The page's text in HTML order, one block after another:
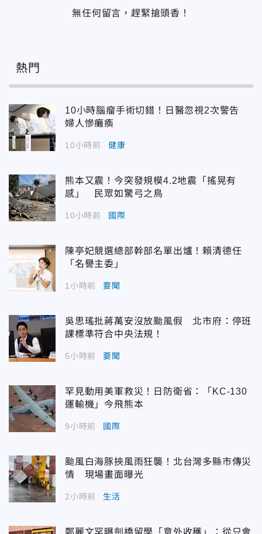
無任何留言，趕緊搶頭香！
熱門
10小時腦瘤手術切錯！日醫忽視2次警告
婦人慘癱瘓
10小時前 健康
熊本又震！今突發規模4.2地震「搖晃有
感」 民眾如驚弓之鳥
10小時前 國際
陳亭妃競選總部幹部名單出爐！賴清德任
「名譽主委」
1小時前 要聞
吳思瑤批蔣萬安沒放颱風假 北市府：停班
課標準符合中央法規！
5小時前 要聞
罕見動用美軍救災！日防衛省：「KC-130
運輸機」今飛熊本
9小時前 國際
颱風白海豚挾風雨狂襲！北台灣多縣市傳災
情 現場畫面曝光
2小時前 生活
鄭麗文罕曝劍橋留學「意外收穫」：從只會